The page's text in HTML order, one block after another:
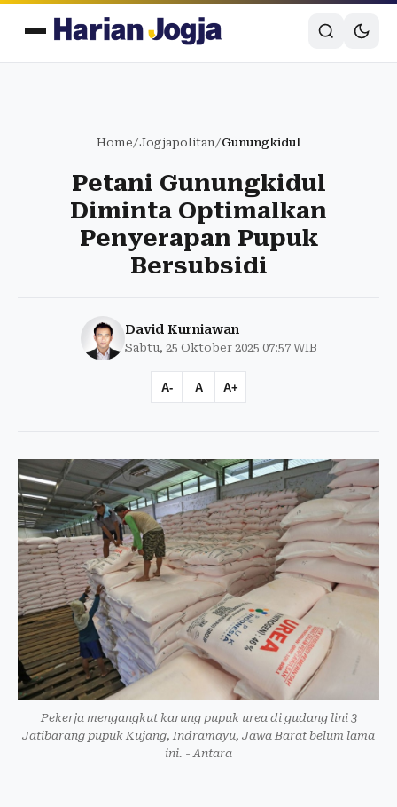
Home/Jogjapolitan/Gunungkidul
Petani Gunungkidul
Diminta Optimalkan
Penyerapan Pupuk
Bersubsidi
David Kurniawan
Sabtu, 25 Oktober 2025 07:57 WIB
A- A A+
Pekerja mengangkut karung pupuk urea di gudang lini 3
Jatibarang pupuk Kujang, Indramayu, Jawa Barat belum lama
ini. - Antara